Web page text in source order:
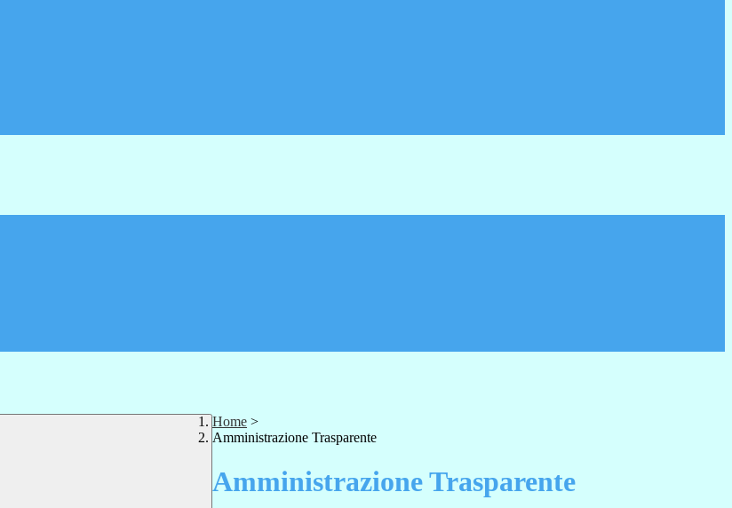
Home >
Amministrazione Trasparente
Amministrazione Trasparente